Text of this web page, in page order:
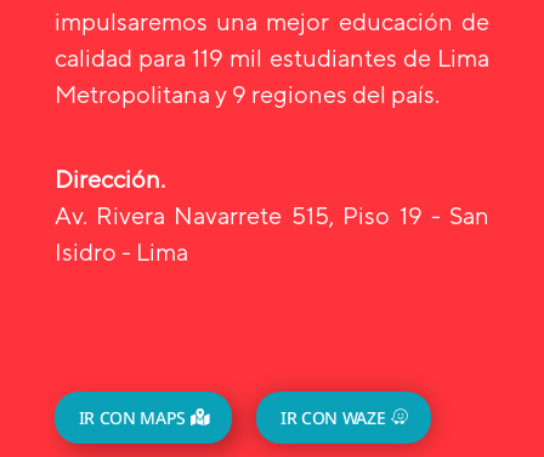
impulsaremos una mejor educación de
calidad para 119 mil estudiantes de Lima
Metropolitana y 9 regiones del país.
Dirección.
Av. Rivera Navarrete 515, Piso 19 - San
Isidro - Lima
IR CON MAPS IR CON WAZE